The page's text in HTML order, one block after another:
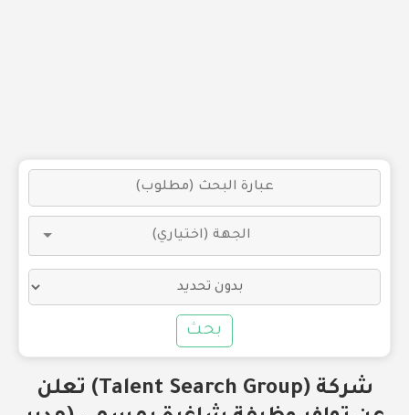
بحث
شركة (Talent Search Group) تعلن